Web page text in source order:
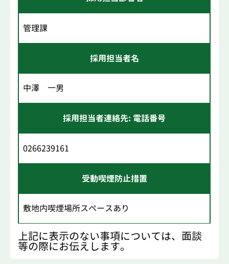
管理課
採用担当者名
中澤 一男
採用担当者連絡先: 電話番号
0266239161
受動喫煙防止措置
敷地内喫煙場所スペースあり
上記に表示のない事項については、面談
等の際にお伝えします。